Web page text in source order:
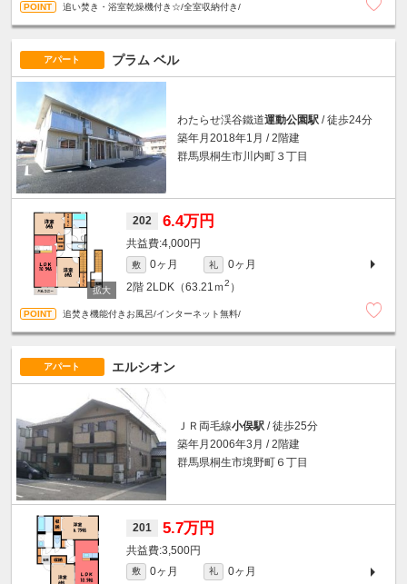
追い焚き・浴室乾燥機付き☆/全室収納付き/
アパート プラム ベル
わたらせ渓谷鐵道運動公園駅 / 徒歩24分
築年月2018年1月 / 2階建
群馬県桐生市川内町３丁目
202 6.4万円
4,000円
敷 0ヶ月 礼
0ヶ月
2階 2LDK（63.21ｍ2 ）
追焚き機能付きお風呂/インターネット無料/
アパート エルシオン
ＪＲ両毛線小俣駅 / 徒歩25分
築年月2006年3月 / 2階建
群馬県桐生市境野町６丁目
201 5.7万円
3,500円
敷 0ヶ月 礼
0ヶ月